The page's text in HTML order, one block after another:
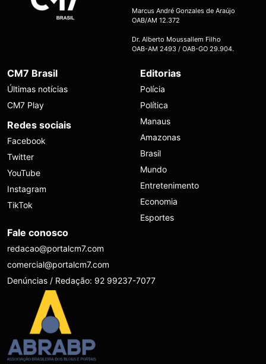
Marcus André Gonzales de Araújo
OAB/AM 12.372
Dr. Alberto Moussallem Filho
OAB-AM 2493 / OAB-GO 29.904.
CM7 Brasil
Últimas notícias
CM7 Play
Redes sociais
Facebook
Twitter
YouTube
Instagram
TikTok
Editorias
Polícia
Política
Manaus
Amazonas
Brasil
Mundo
Entretenimento
Economia
Esportes
Fale conosco
redacao@portalcm7.com
comercial@portalcm7.com
Denúncias / Redação: 92 99237-7077